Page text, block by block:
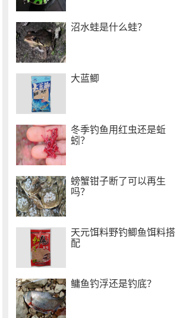
沼水蛙是什么蛙？
大蓝鲫
冬季钓鱼用红虫还是蚯
蚓？
螃蟹钳子断了可以再生
吗？
天元饵料野钓鲫鱼饵料搭
配
鳙鱼钓浮还是钓底？